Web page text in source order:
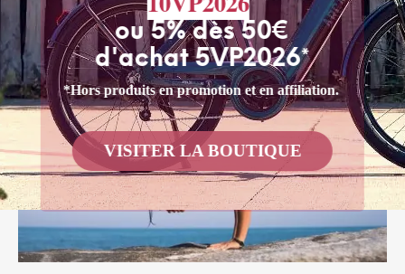
*
ou 5% dès 50€
d'achat 5VP2026*
*Hors produits en promotion et en affiliation.
VISITER LA BOUTIQUE